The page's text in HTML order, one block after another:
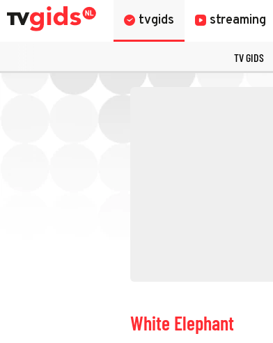
tvgids streaming
TV GIDS
White Elephant